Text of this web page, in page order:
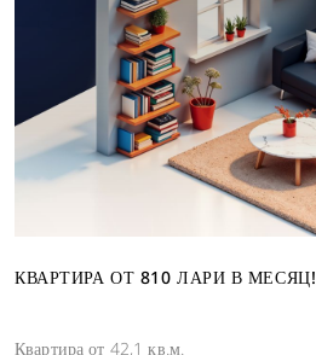
КВАРТИРА ОТ 810 ЛАРИ В МЕСЯЦ!
Квартира от 42,1 кв.м.